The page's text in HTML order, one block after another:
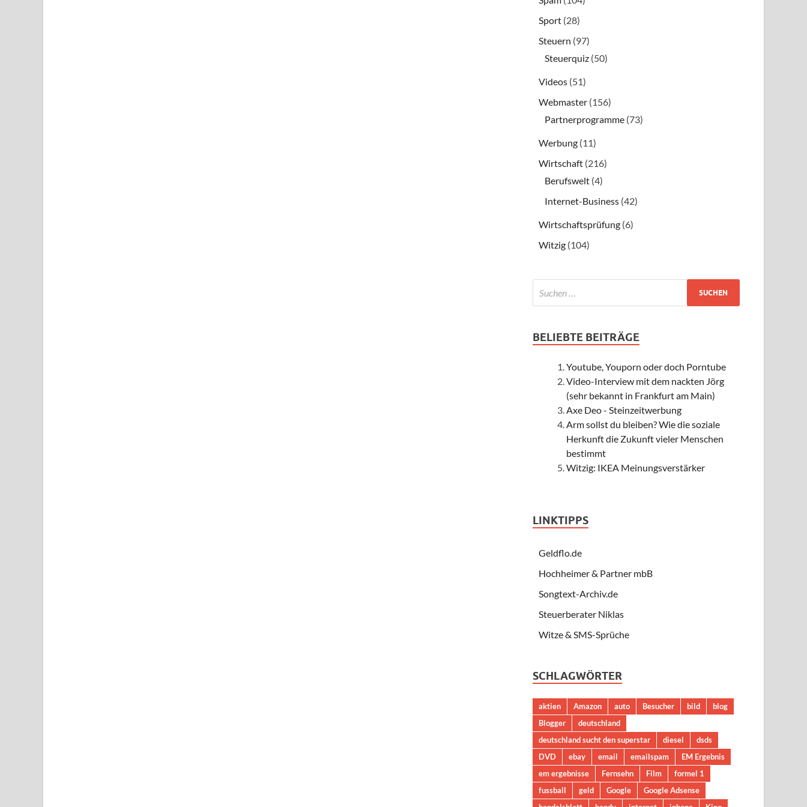
Sport (28)
Steuern (97)
Steuerquiz (50)
Videos (51)
Webmaster (156)
Partnerprogramme (73)
Werbung (11)
Wirtschaft (216)
Berufswelt (4)
Internet-Business (42)
Wirtschaftsprüfung (6)
Witzig (104)
BELIEBTE BEITRÄGE
Youtube, Youporn oder doch Porntube
Video-Interview mit dem nackten Jörg
(sehr bekannt in Frankfurt am Main)
Axe Deo - Steinzeitwerbung
Arm sollst du bleiben? Wie die soziale
Herkunft die Zukunft vieler Menschen
bestimmt
Witzig: IKEA Meinungsverstärker
LINKTIPPS
Geldflo.de
Hochheimer & Partner mbB
Songtext-Archiv.de
Steuerberater Niklas
Witze & SMS-Sprüche
SCHLAGWÖRTER
aktien Amazon auto Besucher bild
blog
Blogger
deutschland
deutschland sucht den superstar
diesel
dsds
DVD
ebay email emailspam
EM Ergebnis
em ergebnisse
Fernsehn Film
formel 1
fussball
geld Google
Google Adsense